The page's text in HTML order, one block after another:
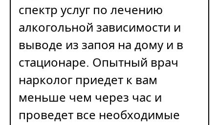
спектр услуг по лечению
алкогольной зависимости и
выводе из запоя на дому и в
стационаре. Опытный врач
нарколог приедет к вам
меньше чем через час и
проведет все необходимые